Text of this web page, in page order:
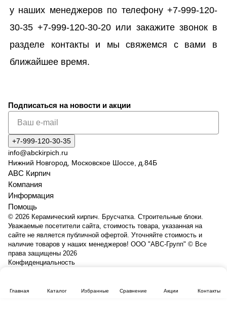
у наших менеджеров по телефону +7-999-120-
30-35 +7-999-120-30-20 или закажите звонок в
разделе контакты и мы свяжемся с вами в
ближайшее время.
Главная Каталог Избранные Сравнение Акции Контакты
Подписаться на новости и акции
+7-999-120-30-35
info@abckirpich.ru
Нижний Новгород, Московское Шоссе, д.84Б
АВС Кирпич
Компания
Информация
Помощь
© 2026 Керамический кирпич. Брусчатка. Строительные блоки.
Уважаемые посетители сайта, стоимость товара, указанная на
сайте не является публичной офертой. Уточняйте стоимость и
наличие товаров у наших менеджеров! ООО "АВС-Групп" © Все
права защищены 2026
Конфиденциальность